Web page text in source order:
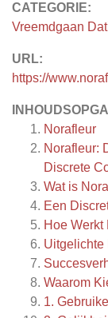
CATEGORIE:
Vreemdgaan
URL:
https://
Norafleur
Norafleur:
Discrete
Wat is
Een
Hoe Werkt
Uitgelichte
Waarom
1.